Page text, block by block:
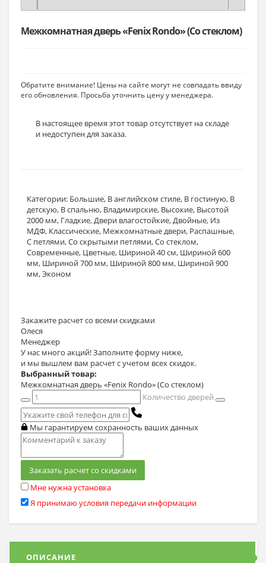
Межкомнатная дверь «Fenix Rondo» (Со стеклом)
Обратите внимание! Цены на сайте могут не совпадать ввиду
его обновления. Просьба уточнить цену у менеджера.
В настоящее время этот товар отсутствует на складе
и недоступен для заказа.
Категории: Большие, В английском стиле, В гостиную, В
детскую, В спальню, Владимирские, Высокие, Высотой
2000 мм, Гладкие,Двери влагостойкие,Двойные, Из
МДФ, Классические, Межкомнатные двери, Распашные,
С петлями,Со скрытыми петлями,Со стеклом,
Современные, Цветные, Шириной 40 см, Шириной 600
мм, Шириной 700 мм, Шириной 800 мм, Шириной 900
мм,Эконом
Закажите расчетсо всеми скидками
Олеся
Менеджер
У нас много акций! Заполните форму ниже,
и мы вышлем вам расчет с учетом всех скидок.
Выбранный товар:
Межкомнатная дверь «Fenix Rondo» (Со стеклом)
Количество дверей
Мы гарантируем сохранность ваших данных
Заказать расчет со скидками
Мне нужна установка
Я принимаю условия передачи информации
ОПИСАНИЕ